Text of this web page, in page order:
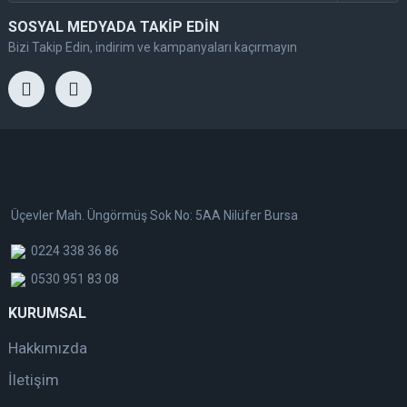
SOSYAL MEDYADA TAKİP EDİN
Bizi Takip Edin, indirim ve kampanyaları kaçırmayın
Üçevler Mah. Üngörmüş Sok No: 5AA Nilüfer Bursa
0224 338 36 86
0530 951 83 08
KURUMSAL
Hakkımızda
İletişim